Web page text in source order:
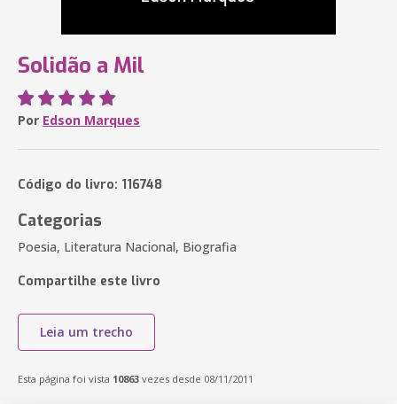
Solidão a Mil
Por Edson Marques
Código do livro: 116748
Categorias
Poesia, Literatura Nacional, Biografia
Compartilhe este livro
Leia um trecho
Esta página foi vista 10863 vezes desde 08/11/2011